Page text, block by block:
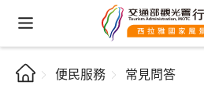
便民服務 常見問答